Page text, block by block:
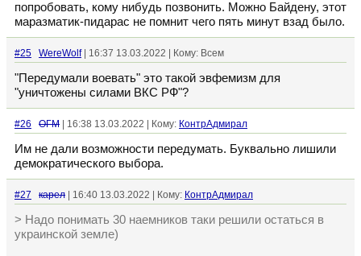
попробовать, кому нибудь позвонить. Можно Байдену, этот
маразматик-пидарас не помнит чего пять минут взад было.
#25 WereWolf| 16:37 13.03.2022 | Кому: Всем
"Передумали воевать" это такой эвфемизм для
"уничтожены силами ВКС РФ"?
#26 ОГМ | 16:38 13.03.2022 | Кому: КонтрАдмирал
Им не дали возможности передумать. Буквально лишили
демократического выбора.
#27 кaрел | 16:40 13.03.2022 | Кому: КонтрАдмирал
> Надо понимать 30 наемников таки решили остаться в
украинской земле)